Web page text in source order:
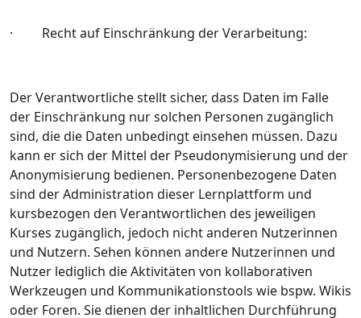
· Recht auf Einschränkung der Verarbeitung:
Der Verantwortliche stellt sicher, dass Daten im Falle
der Einschränkung nur solchen Personen zugänglich
sind, die die Daten unbedingt einsehen müssen. Dazu
kann er sich der Mittel der Pseudonymisierung und der
Anonymisierung bedienen. Personenbezogene Daten
sind der Administration dieser Lernplattform und
kursbezogen den Verantwortlichen des jeweiligen
Kurses zugänglich, jedoch nicht anderen Nutzerinnen
und Nutzern. Sehen können andere Nutzerinnen und
Nutzer lediglich die Aktivitäten von kollaborativen
Werkzeugen und Kommunikationstools wie bspw. Wikis
oder Foren. Sie dienen der inhaltlichen Durchführung